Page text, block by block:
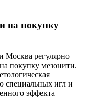
на покупку
регулярно
покупку мезонити.
специальных игл и
эффекта